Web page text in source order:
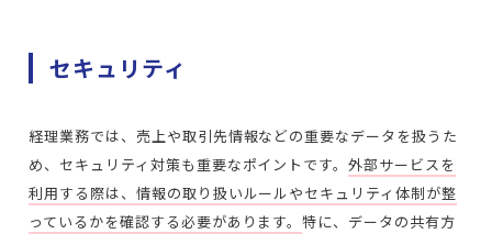
セキュリティ
経理業務では、売上や取引先情報などの重要なデータを扱うた
め、セキュリティ対策も重要なポイントです。外部サービスを
利用する際は、情報の取り扱いルールやセキュリティ体制が整
っているかを確認する必要があります。特に、データの共有方